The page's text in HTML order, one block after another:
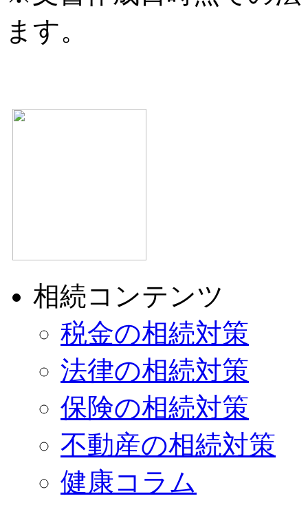
ます。
相続コンテンツ
税金の相続対策
法律の相続対策
保険の相続対策
不動産の相続対策
健康コラム